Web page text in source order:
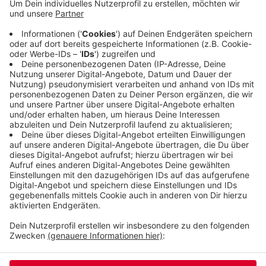
Beispiel mehr von Fördermitteln von Bund und EU
außerdem zum Beispiel an: Helge Lindh für die SPD,
Caroline Lünenschloss für die CDU und Anja
Liebert für die Grünen. Gewählt wird am 26.
September 2021.
Veröffentlicht:Dienstag, 22.06.2021 11:17
Anzeige
Anzeige